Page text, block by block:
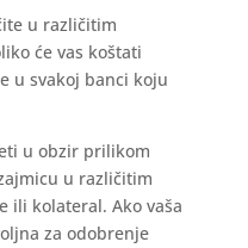
u različitim
će vas koštati
u svakoj banci koju
u obzir prilikom
u različitim
ili kolateral. Ako vaša
za odobrenje